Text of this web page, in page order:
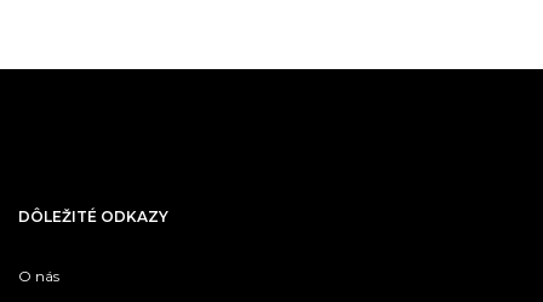
DÔLEŽITÉ ODKAZY
O nás